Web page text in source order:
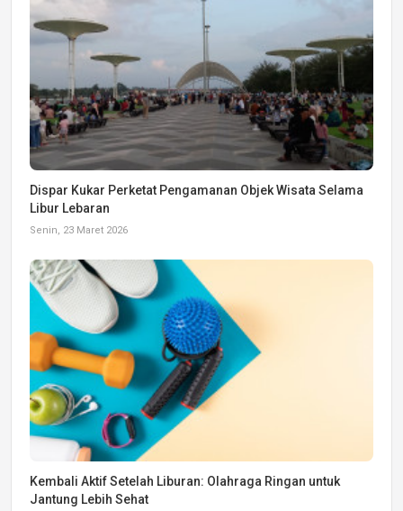
Dispar Kukar Perketat Pengamanan Objek Wisata Selama
Libur Lebaran
Senin, 23 Maret 2026
Kembali Aktif Setelah Liburan: Olahraga Ringan untuk
Jantung Lebih Sehat